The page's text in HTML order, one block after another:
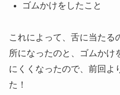
ゴムかけをしたこと
これによって、舌に当たる
所になったのと、ゴムかけ
にくくなったので、前回よ
た！